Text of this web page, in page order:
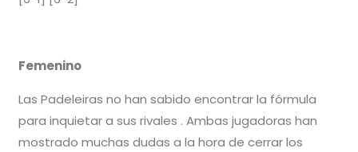
Femenino
Las Padeleiras no han sabido encontrar la fórmula
para inquietar a sus rivales . Ambas jugadoras han
mostrado muchas dudas a la hora de cerrar los